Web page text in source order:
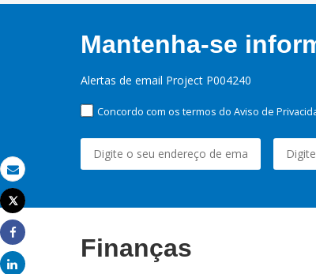
Email
Imprimir
Tweet
Share
Share
Mantenha-se
Alertas de email Project P004240
Concordo com os termos do Aviso de
Finanças